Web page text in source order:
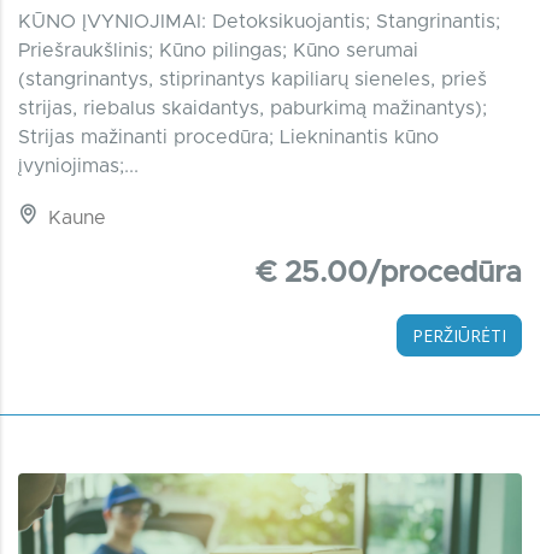
KŪNO ĮVYNIOJIMAI: Detoksikuojantis; Stangrinantis;
Priešraukšlinis; Kūno pilingas; Kūno serumai
(stangrinantys, stiprinantys kapiliarų sieneles, prieš
strijas, riebalus skaidantys, paburkimą mažinantys);
Strijas mažinanti procedūra; Liekninantis kūno
įvyniojimas;...
Kaune
€ 25.00/procedūra
PERŽIŪRĖTI